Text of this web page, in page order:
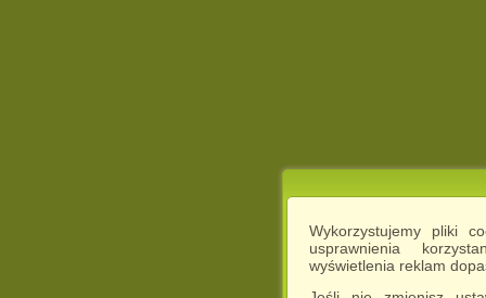
Wykorzystujemy pliki
usprawnienia
wyświetlenia reklam